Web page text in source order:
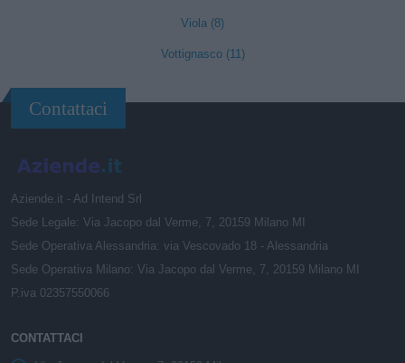
Viola (8)
Vottignasco (11)
Contattaci
Aziende.it - Ad Intend Srl
Sede Legale: Via Jacopo dal Verme, 7, 20159 Milano MI
Sede Operativa Alessandria: via Vescovado 18 - Alessandria
Sede Operativa Milano: Via Jacopo dal Verme, 7, 20159 Milano MI
P.iva 02357550066
CONTATTACI